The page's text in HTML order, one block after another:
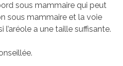
sous mammaire qui peut
sous mammaire et la voie
l’aréole a une taille suffisante.